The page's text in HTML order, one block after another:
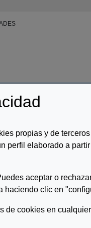
propias y de
perfil elaborado a
aceptar o
haciendo clic en
de cookies en
} tr th, tr td {
en automatizar la